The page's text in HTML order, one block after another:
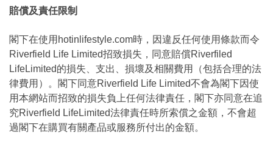
賠償及責任限制
閣下在使用hotinlifestyle.com時，因違反任何使用條款而令
Riverfield Life Limited招致損失，同意賠償Riverfiled
LifeLimited的損失、支出、損壞及相關費用（包括合理的法
律費用）。閣下同意Riverfield Life Limited不會為閣下因使
用本網站而招致的損失負上任何法律責任，閣下亦同意在追
究Riverfield LifeLimited法律責任時所索償之金額，不會超
過閣下在購買有關產品或服務所付出的金額。